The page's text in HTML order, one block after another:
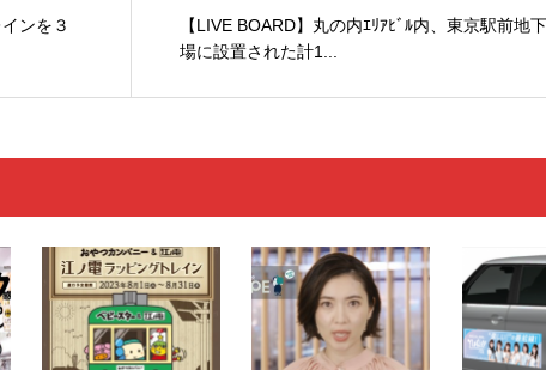
ンを３
【LIVE BOARD】丸の内ｴﾘｱﾋﾞﾙ内、東京駅前地
場に設置された計1...